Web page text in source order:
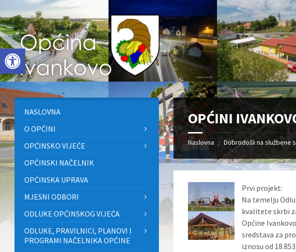
Open toolbar
to
content
to
left
sidebar
to
footer
OPĆINI
Naslovna / Dobrodošli na službene
Prvi projekt:
Na temelju
kvalitete skrbi
Općine
sredstava za
iznosu od
NASLOVNA
O OPĆINI
OPĆINSKO VIJEĆE
OPĆINSKI NAČELNIK
OPĆINSKA UPRAVA
MJESNI ODBORI
ODLUKE OPĆINSKOG VIJEĆA
ODLUKE, PRAVILNICI, PLANOVI I
PROGRAMI NAČELNIKA OPĆINE